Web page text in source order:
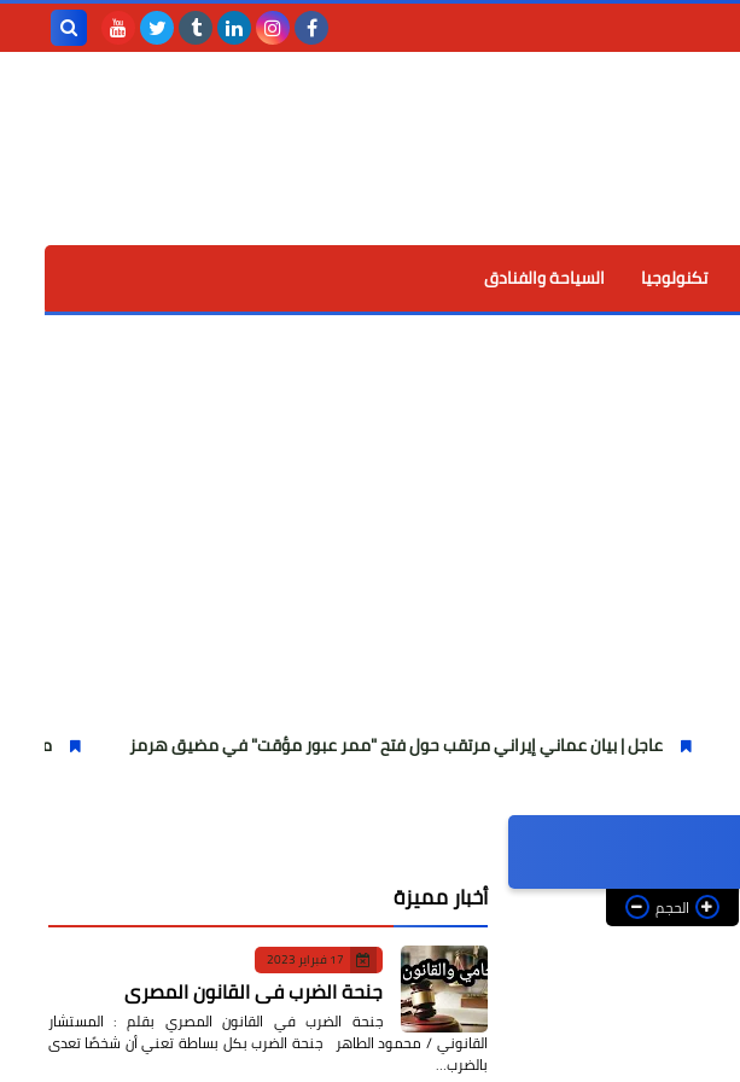
تكنولوجيا السياحة والفنادق
عاجل | بيان عماني إيراني مرتقب حول فتح "ممر عبور مؤقت" في مضيق هرمز مدير تعليم
الحجم أخبار مميزة
17 فبراير 2023
جنحة الضرب في القانون المصري
جنحة الضرب في القانون المصري بقلم : المستشار
القانوني / محمود الطاهر جنحة الضرب بكل بساطة تعني أن شخصًا تعدى
بالضرب…